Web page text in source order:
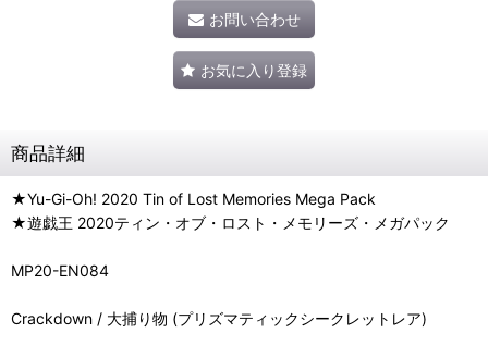
お問い合わせ
お気に入り登録
商品詳細
★Yu-Gi-Oh! 2020 Tin of Lost Memories Mega Pack
★遊戯王 2020ティン・オブ・ロスト・メモリーズ・メガパック
MP20-EN084
Crackdown / 大捕り物 (プリズマティックシークレットレア)